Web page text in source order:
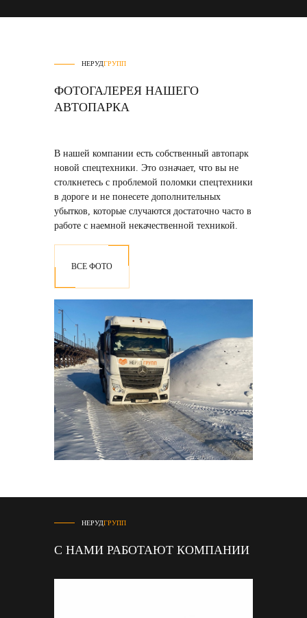
НЕРУДГРУПП
ФОТОГАЛЕРЕЯ НАШЕГО
АВТОПАРКА
В нашей компании есть собственный автопарк
новой спецтехники. Это означает, что вы не
столкнетесь с проблемой поломки спецтехники
в дороге и не понесете дополнительных
убытков, которые случаются достаточно часто в
работе с наемной некачественной техникой.
ВСЕ ФОТО
НЕРУДГРУПП
С НАМИ РАБОТАЮТ КОМПАНИИ